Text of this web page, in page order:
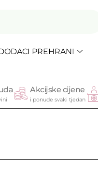
PREHRANI
Akcijske cijene
i ponude svaki tjedan